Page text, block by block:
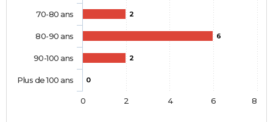
2
6
2
0
70-80 ans
80-90 ans
90-100 ans
Plus de 100 ans
0 2 4 6 8